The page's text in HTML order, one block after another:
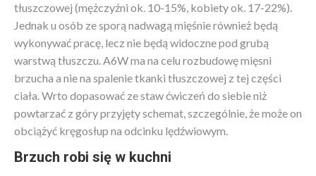
tłuszczowej (mężczyźni ok. 10-15%, kobiety ok. 17-22%).
Jednak u osób ze sporą nadwagą mięśnie również będą
wykonywać pracę, lecz nie będą widoczne pod grubą
warstwą tłuszczu. A6W ma na celu rozbudowę mięsni
brzucha a nie na spalenie tkanki tłuszczowej z tej części
ciała. Wrto dopasować ze staw ćwiczeń do siebie niż
powtarzać z góry przyjęty schemat, szczególnie, że może on
obciążyć kręgosłup na odcinku lędźwiowym.
Brzuch robi się w kuchni